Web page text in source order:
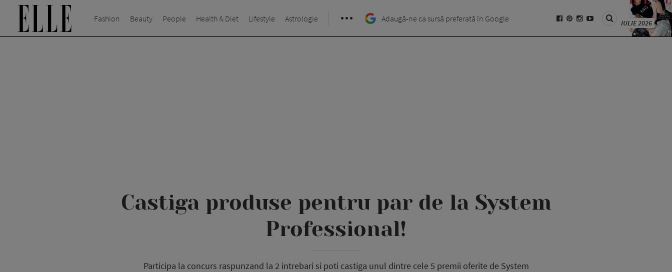
Fashion Beauty People Health & Diet Lifestyle Astrologie Adaugă-ne ca sursă preferată în Google IULIE 2026
Castiga produse pentru par de la System
Professional!
Participa la concurs raspunzand la 2 intrebari si poti castiga unul dintre cele 5 premii oferite de System